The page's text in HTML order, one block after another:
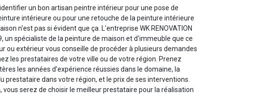
un bon artisan peintre intérieur pour une pose de
intérieure ou pour une retouche de la peinture intérieure
n'est pas si évident que ça. L'entreprise WK RENOVATION
un spécialiste de la peinture de maison et d'immeuble que ce
ou extérieur vous conseille de procéder à plusieurs demandes
les prestataires de votre ville ou de votre région. Prenez
les années d’expérience réussies dans le domaine, la
prestataire dans votre région, et le prix de ses interventions.
vous serez de choisir le meilleur prestataire pour la réalisation